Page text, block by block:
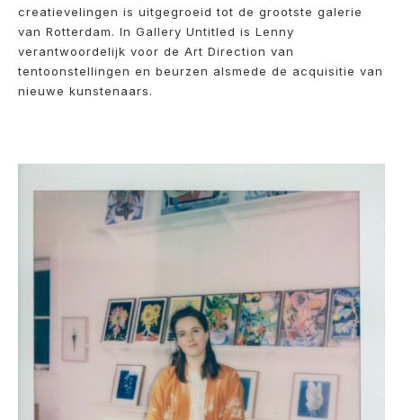
creatievelingen is uitgegroeid tot de grootste galerie
van Rotterdam. In Gallery Untitled is Lenny
verantwoordelijk voor de Art Direction van
tentoonstellingen en beurzen alsmede de acquisitie van
nieuwe kunstenaars.